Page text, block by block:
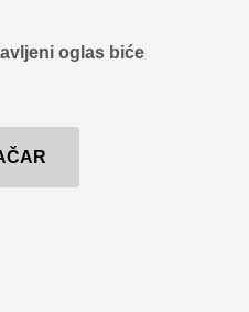
oglas biće